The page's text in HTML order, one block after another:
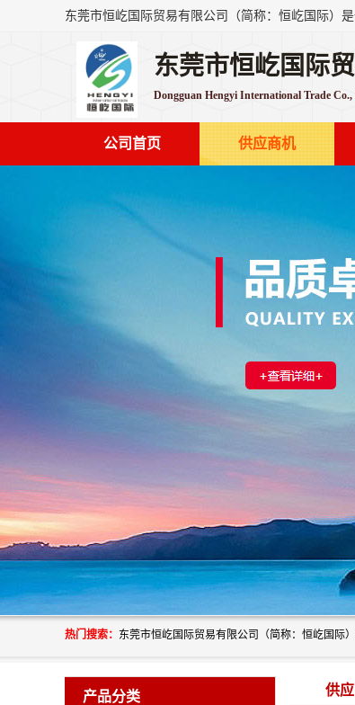
东莞市恒屹国际
Dongguan Hengyi International Trade
公司首页 供应商机
热门搜索：
产品分类 供